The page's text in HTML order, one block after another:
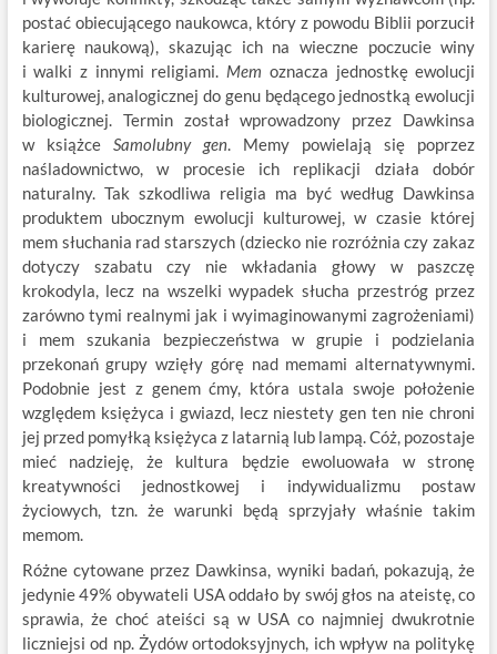
postać obiecującego naukowca, który z powodu Biblii porzucił
karierę naukową), skazując ich na wieczne poczucie winy
i walki z innymi religiami. Mem oznacza jednostkę ewolucji
kulturowej, analogicznej do genu będącego jednostką ewolucji
biologicznej. Termin został wprowadzony przez Dawkinsa
w książce Samolubny gen. Memy powielają się poprzez
naśladownictwo, w procesie ich replikacji działa dobór
naturalny. Tak szkodliwa religia ma być według Dawkinsa
produktem ubocznym ewolucji kulturowej, w czasie której
mem słuchania rad starszych (dziecko nie rozróżnia czy zakaz
dotyczy szabatu czy nie wkładania głowy w paszczę
krokodyla, lecz na wszelki wypadek słucha przestróg przez
zarówno tymi realnymi jak i wyimaginowanymi zagrożeniami)
i mem szukania bezpieczeństwa w grupie i podzielania
przekonań grupy wzięły górę nad memami alternatywnymi.
Podobnie jest z genem ćmy, która ustala swoje położenie
względem księżyca i gwiazd, lecz niestety gen ten nie chroni
jej przed pomyłką księżyca z latarnią lub lampą. Cóż, pozostaje
mieć nadzieję, że kultura będzie ewoluowała w stronę
kreatywności jednostkowej i indywidualizmu postaw
życiowych, tzn. że warunki będą sprzyjały właśnie takim
memom.
Różne cytowane przez Dawkinsa, wyniki badań, pokazują, że
jedynie 49% obywateli USA oddało by swój głos na ateistę, co
sprawia, że choć ateiści są w USA co najmniej dwukrotnie
liczniejsi od np. Żydów ortodoksyjnych, ich wpływ na politykę